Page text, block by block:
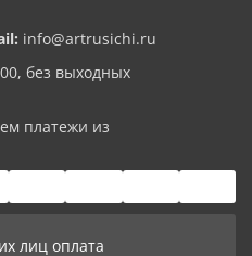
info@artrusichi.ru
без выходных
платежи из
лиц оплата